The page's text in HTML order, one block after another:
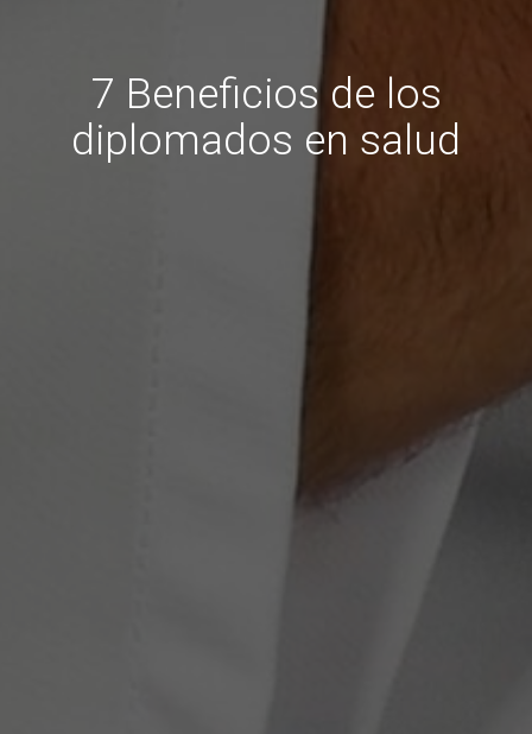
7 Beneficios de los
diplomados en salud